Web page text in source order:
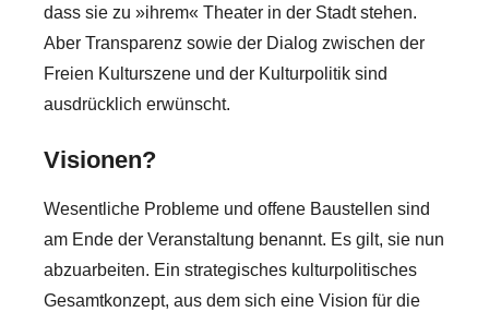
dass sie zu »ihrem« Theater in der Stadt stehen.
Aber Transparenz sowie der Dialog zwischen der
Freien Kulturszene und der Kulturpolitik sind
ausdrücklich erwünscht.
Visionen?
Wesentliche Probleme und offene Baustellen sind
am Ende der Veranstaltung benannt. Es gilt, sie nun
abzuarbeiten. Ein strategisches kulturpolitisches
Gesamtkonzept, aus dem sich eine Vision für die